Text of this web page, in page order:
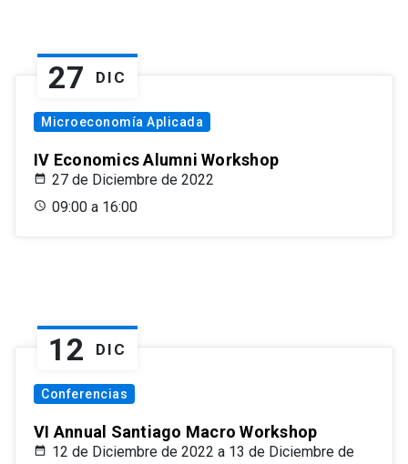
27 DIC
Microeconomía Aplicada
IV Economics Alumni Workshop
27 de Diciembre de 2022
09:00 a 16:00
12 DIC
Conferencias
VI Annual Santiago Macro Workshop
12 de Diciembre de 2022 a 13 de Diciembre de